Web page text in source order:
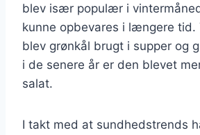
blev især populær i
kunne opbevares i længere tid.
blev grønkål brugt i supper og
i de senere år er den blevet
salat.
I takt med at sundhedstrends